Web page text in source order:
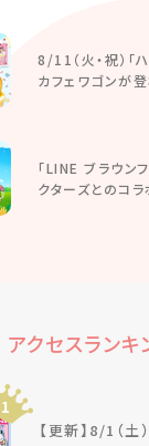
8/11（火・祝）「
カフェワゴンが登
「LINE ブラウン
クターズとのコ
アクセスランキ
1
【更新】8/1（土